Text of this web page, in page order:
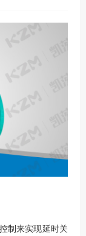
制来实现延时关